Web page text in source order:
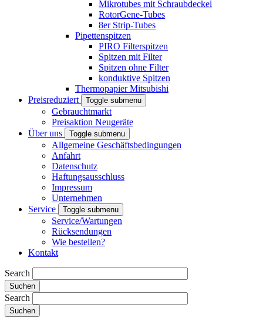
Mikrotubes mit Schraubdeckel
RotorGene-Tubes
8er Strip-Tubes
Pipettenspitzen
PIRO Filterspitzen
Spitzen mit Filter
Spitzen ohne Filter
konduktive Spitzen
Thermopapier Mitsubishi
Preisreduziert
Toggle submenu
Gebrauchtmarkt
Preisaktion Neugeräte
Über uns
Toggle submenu
Allgemeine Geschäftsbedingungen
Anfahrt
Datenschutz
Haftungsausschluss
Impressum
Unternehmen
Service
Toggle submenu
Service/Wartungen
Rücksendungen
Wie bestellen?
Kontakt
Search
Search